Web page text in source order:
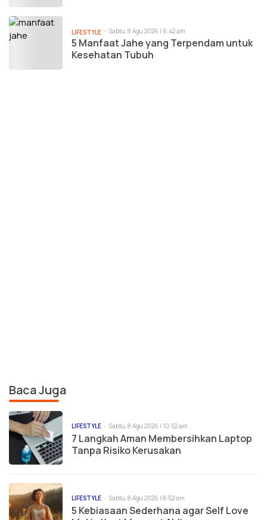
LIFESTYLE Sabtu, 8 Agu 2026 | 6:42 am
5 Manfaat Jahe yang Terpendam untuk
Kesehatan Tubuh
Baca Juga
LIFESTYLE Sabtu, 8 Agu 2026 | 10:52 am
7 Langkah Aman Membersihkan Laptop
Tanpa Risiko Kerusakan
LIFESTYLE Sabtu, 8 Agu 2026 | 8:52 am
5 Kebiasaan Sederhana agar Self Love